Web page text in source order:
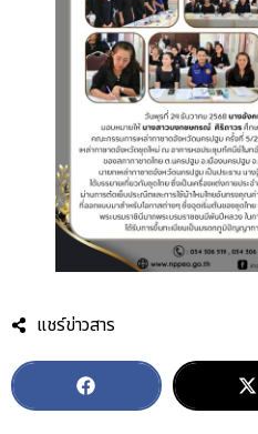
แชร์ข่าวสาร